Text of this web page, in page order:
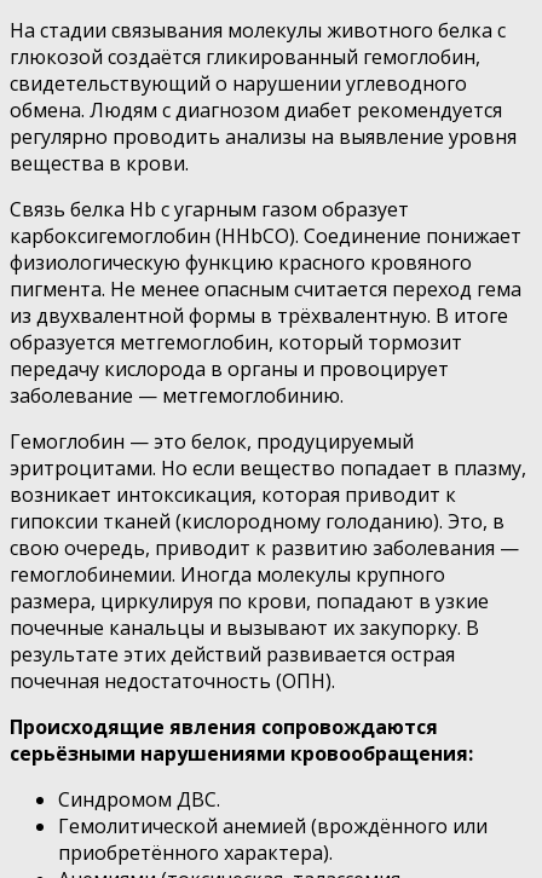
На стадии связывания молекулы животного белка с
глюкозой создаётся гликированный гемоглобин,
свидетельствующий о нарушении углеводного
обмена. Людям с диагнозом диабет рекомендуется
регулярно проводить анализы на выявление уровня
вещества в крови.
Связь белка Hb с угарным газом образует
карбоксигемоглобин (HHbCO). Соединение понижает
физиологическую функцию красного кровяного
пигмента. Не менее опасным считается переход гема
из двухвалентной формы в трёхвалентную. В итоге
образуется метгемоглобин, который тормозит
передачу кислорода в органы и провоцирует
заболевание — метгемоглобинию.
Гемоглобин — это белок, продуцируемый
эритроцитами. Но если вещество попадает в плазму,
возникает интоксикация, которая приводит к
гипоксии тканей (кислородному голоданию). Это, в
свою очередь, приводит к развитию заболевания —
гемоглобинемии. Иногда молекулы крупного
размера, циркулируя по крови, попадают в узкие
почечные канальцы и вызывают их закупорку. В
результате этих действий развивается острая
почечная недостаточность (ОПН).
Происходящие явления сопровождаются
серьёзными нарушениями кровообращения:
Синдромом ДВС.
Гемолитической анемией (врождённого или
приобретённого характера).